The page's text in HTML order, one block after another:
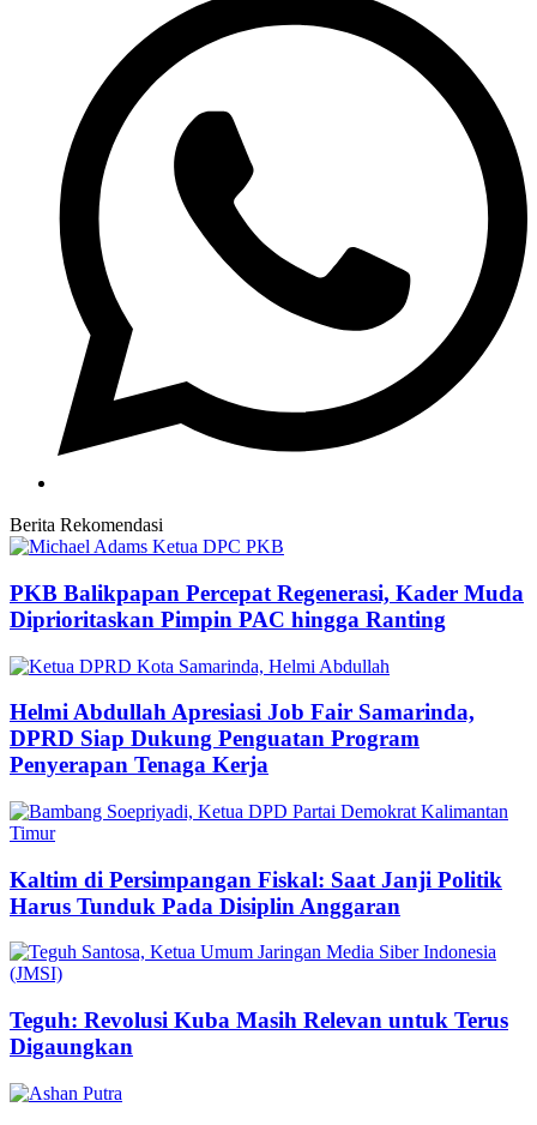
Berita Rekomendasi
PKB Balikpapan Percepat Regenerasi, Kader Muda
Diprioritaskan Pimpin PAC hingga Ranting
Helmi Abdullah Apresiasi Job Fair Samarinda,
DPRD Siap Dukung Penguatan Program
Penyerapan Tenaga Kerja
Kaltim di Persimpangan Fiskal: Saat Janji Politik
Harus Tunduk Pada Disiplin Anggaran
Teguh: Revolusi Kuba Masih Relevan untuk Terus
Digaungkan